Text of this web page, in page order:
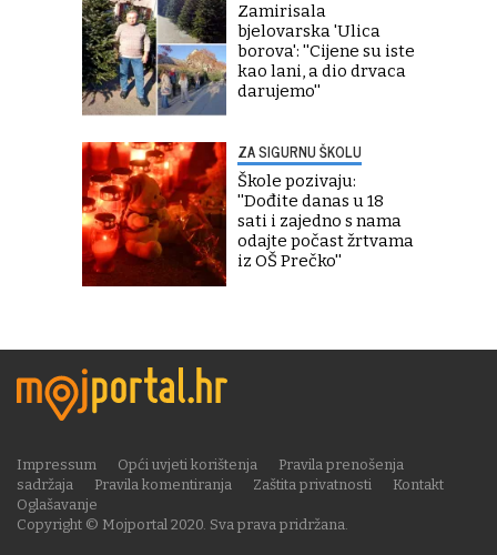
Zamirisala
bjelovarska 'Ulica
borova': ''Cijene su iste
kao lani, a dio drvaca
darujemo''
ZA SIGURNU ŠKOLU
Škole pozivaju:
''Dođite danas u 18
sati i zajedno s nama
odajte počast žrtvama
iz OŠ Prečko''
Copyright © Mojportal 2020. Sva prava pridržana.
Impressum Opći uvjeti korištenja
Pravila prenošenja
sadržaja
Pravila komentiranja Zaštita privatnosti
Kontakt
Oglašavanje